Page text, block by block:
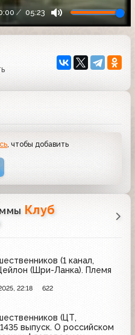
05:23
, чтобы добавить
Клуб
(1 канал,
(Шри-Ланка). Племя
22:18 622
(ЦТ,
1435 выпуск. О российском